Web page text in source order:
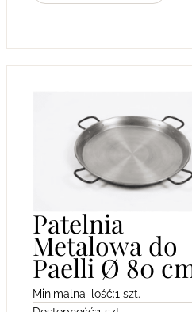
Patelnia
Metalowa do
Paelli Ø 80
Minimalna ilość:1 szt.